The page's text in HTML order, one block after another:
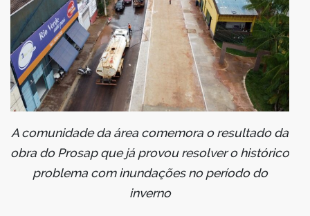
A comunidade da área comemora o resultado da
obra do Prosap que já provou resolver o histórico
problema com inundações no período do
inverno